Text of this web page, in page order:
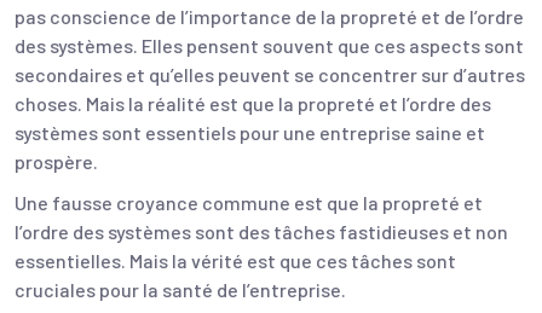
pas conscience de l’importance de la propreté et de l’ordre
des systèmes. Elles pensent souvent que ces aspects sont
secondaires et qu’elles peuvent se concentrer sur d’autres
choses. Mais la réalité est que la propreté et l’ordre des
systèmes sont essentiels pour une entreprise saine et
prospère.
Une fausse croyance commune est que la propreté et
l’ordre des systèmes sont des tâches fastidieuses et non
essentielles. Mais la vérité est que ces tâches sont
cruciales pour la santé de l’entreprise.